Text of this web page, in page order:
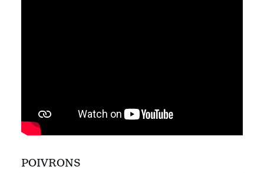
POIVRONS